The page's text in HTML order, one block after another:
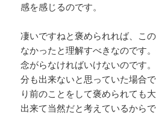
感を感じるのです。
凄いですねと褒められれば、こ
なかったと理解すべきなのです
念がらなければいけないのです
分も出来ないと思っていた場合
り前のことをして褒められても
出来て当然だと考えているからで